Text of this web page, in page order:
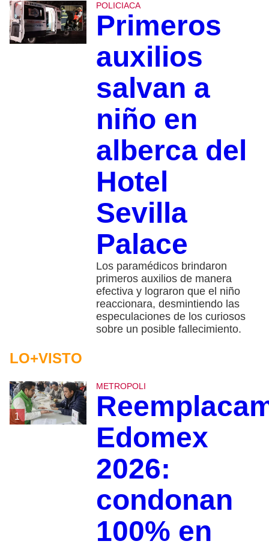
POLICIACA
Primeros
auxilios
salvan a
niño en
alberca del
Hotel
Sevilla
Palace
Los paramédicos brindaron
primeros auxilios de manera
efectiva y lograron que el niño
reaccionara, desmintiendo las
especulaciones de los curiosos
sobre un posible fallecimiento.
LO+VISTO
1
METROPOLI
Edomex
2026:
condonan
100% en